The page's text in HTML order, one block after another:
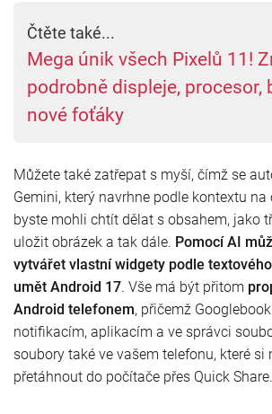
Čtěte také...
Mega únik všech Pixelů 11!
podrobně displeje, procesor,
nové foťáky
Můžete také zatřepat s myší, čímž se
Gemini, který navrhne podle kontextu na
byste mohli chtít dělat s obsahem, jako
uložit obrázek a tak dále. Pomocí AI
vytvářet vlastní widgety podle
umět Android 17. Vše má být přitom
Android telefonem, přičemž
notifikacím, aplikacím a ve správci
soubory také ve vašem telefonu, které si
přetáhnout do počítače přes Quick Share.